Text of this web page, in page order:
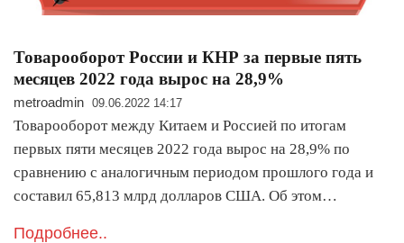
Товарооборот России и КНР за первые пять
месяцев 2022 года вырос на 28,9%
metroadmin 09.06.2022 14:17
Товарооборот между Китаем и Россией по итогам
первых пяти месяцев 2022 года вырос на 28,9% по
сравнению с аналогичным периодом прошлого года и
составил 65,813 млрд долларов США. Об этом…
Подробнее..